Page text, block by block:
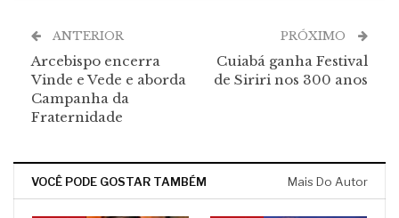
ANTERIOR
Arcebispo encerra
Vinde e Vede e aborda
Campanha da
Fraternidade
PRÓXIMO
Cuiabá ganha Festival
de Siriri nos 300 anos
VOCÊ PODE GOSTAR TAMBÉM Mais Do Autor